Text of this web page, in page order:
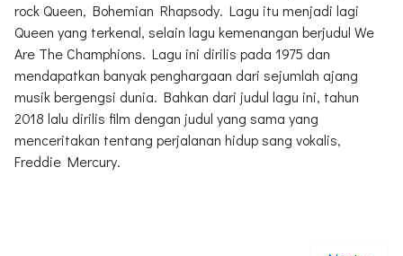
rock Queen, Bohemian Rhapsody. Lagu itu menjadi lagi
Queen yang terkenal, selain lagu kemenangan berjudul We
Are The Champhions. Lagu ini dirilis pada 1975 dan
mendapatkan banyak penghargaan dari sejumlah ajang
musik bergengsi dunia. Bahkan dari judul lagu ini, tahun
2018 lalu dirilis film dengan judul yang sama yang
menceritakan tentang perjalanan hidup sang vokalis,
Freddie Mercury.